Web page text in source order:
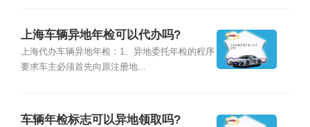
上海车辆异地年检可以代办吗?
上海代办车辆异地年检：1、异地委托年检的程序
要求车主必须首先向原注册地...
车辆年检标志可以异地领取吗?